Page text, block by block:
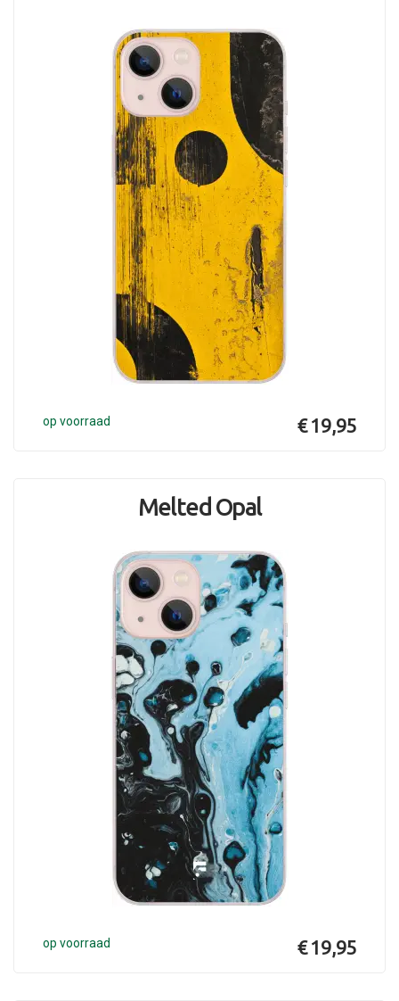
op voorraad € 19,95
Melted Opal
op voorraad € 19,95